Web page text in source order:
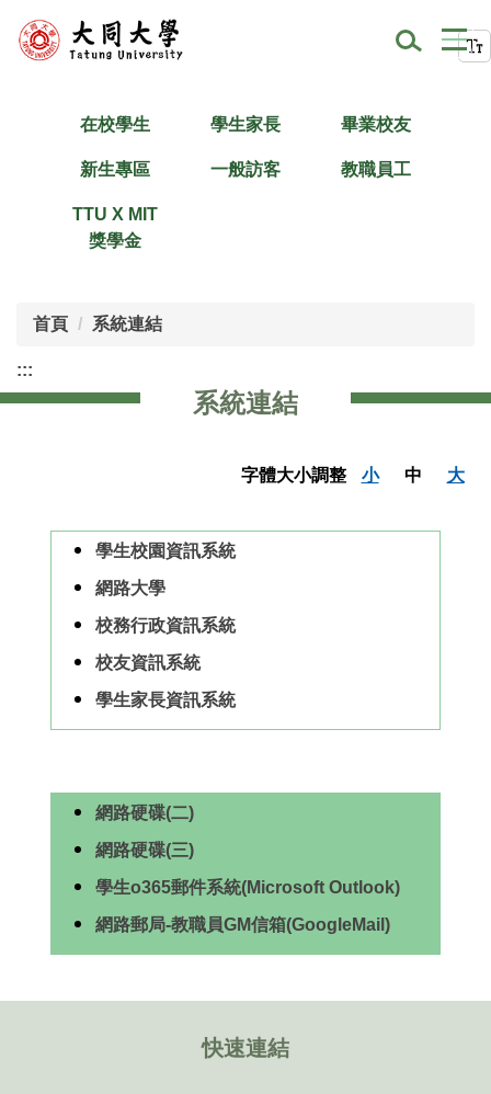
到
在校學生 學生家長 畢業校友
新生專區 一般訪客 教職員工
TTU X MIT
獎學金
首頁 系統連結
:::
系統連結
字體大小調整 小 中 大
學生校園資訊系統
網路大學
校務行政資訊系統
校友資訊系統
學生家長資訊系統
網路硬碟(二)
網路硬碟(三)
學生o365郵件系統(Microsoft Outlook)
網路郵局-教職員GM信箱(GoogleMail)
快速連結